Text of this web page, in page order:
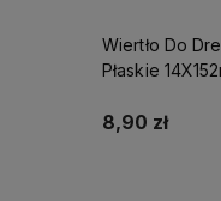
Wiertło Do
Płaskie
8,90 zł